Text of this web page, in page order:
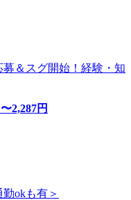
募＆スグ開始！経験・知
2,287円
okも有＞